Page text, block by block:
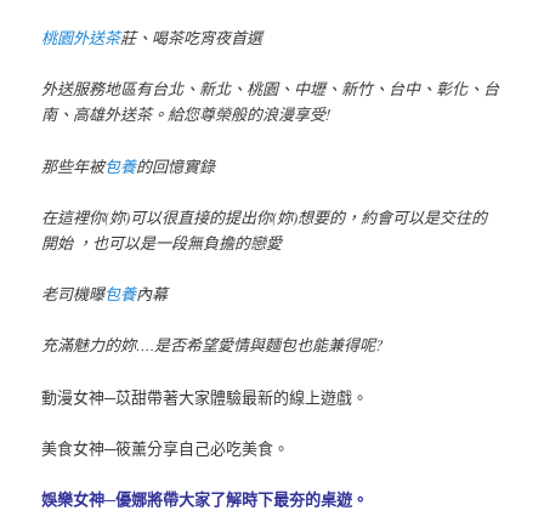
桃園外送茶莊、喝茶吃宵夜首選
外送服務地區有台北、新北、桃園、中壢、新竹、台中、彰化、台
南、高雄外送茶。給您尊榮般的浪漫享受!
那些年被包養的回憶實錄
在這裡你(妳)可以很直接的提出你(妳)想要的，約會可以是交往的
開始 ，也可以是一段無負擔的戀愛
老司機曝包養內幕
充滿魅力的妳….是否希望愛情與麵包也能兼得呢?
動漫女神─苡甜帶著大家體驗最新的線上遊戲。
美食女神─筱薰分享自己必吃美食。
娛樂女神─優娜將帶大家了解時下最夯的桌遊。